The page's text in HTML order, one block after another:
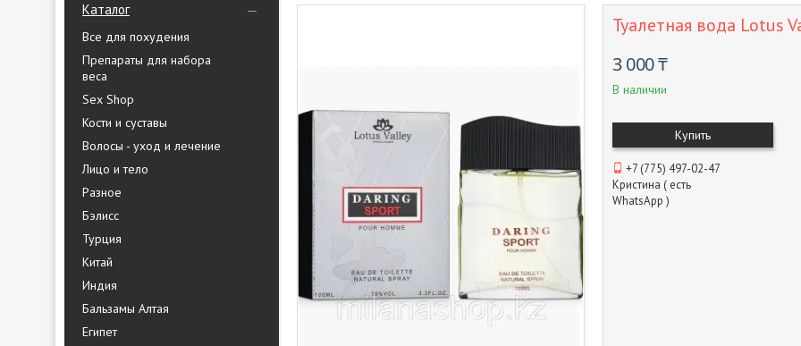
Каталог
Все для похудения
Препараты для набора
веса
Sex Shop
Кости и суставы
Волосы - уход и лечение
Лицо и тело
Разное
Бэлисс
Турция
Китай
Индия
Бальзамы Алтая
Египет
Туалетная вода Lotus
3 000 ₸
В наличии
Купить
+7 (775) 497-02-47
Кристина ( есть
WhatsApp )